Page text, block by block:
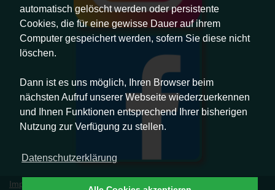
automatisch gelöscht werden oder persistente
Cookies, die für eine gewisse Dauer auf ihrem
Computer gespeichert werden, sofern Sie diese nicht
löschen.
Dann ist es uns möglich, Ihren Browser beim
nächsten Aufruf unserer Webseite wiederzuerkennen
und Ihnen Funktionen entsprechend Ihrer bisherigen
Nutzung zur Verfügung zu stellen.
Datenschutzerklärung
Impressum